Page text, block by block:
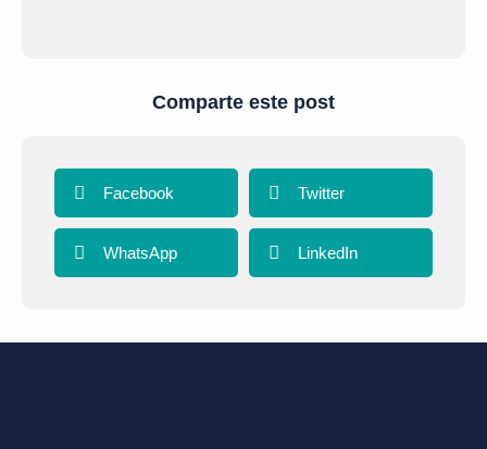
Comparte este post
Facebook Twitter
WhatsApp LinkedIn